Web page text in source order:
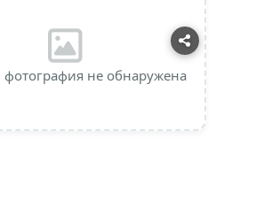
не обнаружена